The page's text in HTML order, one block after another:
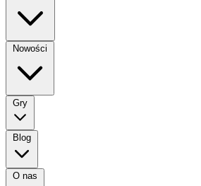
Nowości
Gry
Blog
O nas